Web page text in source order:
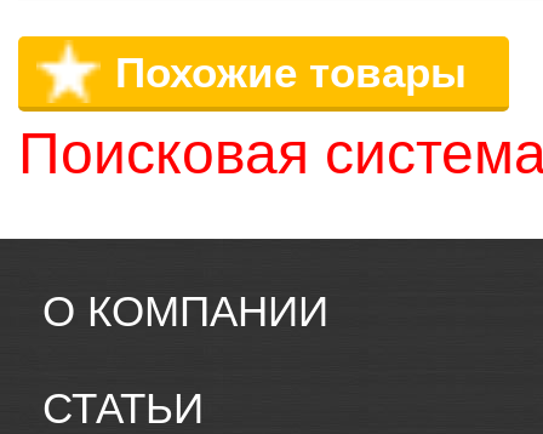
Похожие товары
Поисковая
О КОМПАНИИ
СТАТЬИ